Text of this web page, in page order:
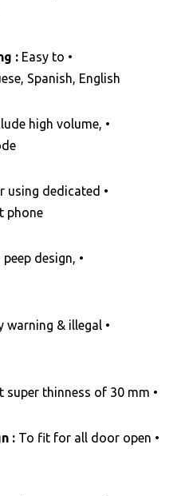
•
:Easy to
Spanish, English;
•
high volume,
•
using dedicated
phone;
•
design,
•
warning & illegal
•
super thinness of 30 mm;
•
: To fit for all door open